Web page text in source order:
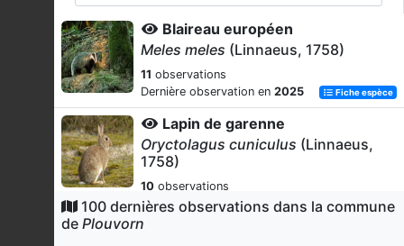
Blaireau européen
Meles meles (Linnaeus, 1758)
11 observations
Dernière observation en 2025 Fiche espèce
Lapin de garenne
Oryctolagus cuniculus (Linnaeus,
1758)
10 observations
Dernière observation en 2014 Fiche espèce
100 dernières observations dans la commune
de Plouvorn